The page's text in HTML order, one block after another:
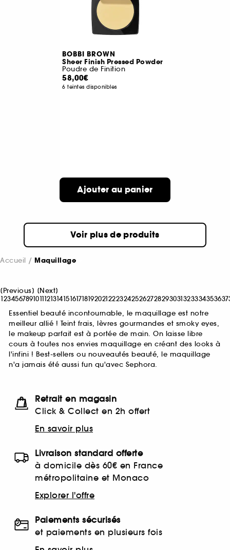
BOBBI BROWN
Sheer Finish Pressed Powder
Poudre de Finition
58,00€
6 teintes disponibles
Ajouter au panier
Voir plus de produits
Accueil Maquillage
[Previous] [Next]
12345678910111213141516171819202122232425262728293031323334353637
Essentiel beauté incontournable, le maquillage est notre
meilleur allié ! Teint frais, lèvres gourmandes et smoky eyes,
le makeup parfait est à portée de main. On laisse libre
cours à toutes nos envies maquillage en créant des looks à
l'infini ! Best-sellers ou nouveautés beauté, le maquillage
n'a jamais été aussi fun qu'avec Sephora.
Retrait en magasin
Click & Collect en 2h offert
En savoir plus
Livraison standard offerte
à domicile dès 60€ en France
métropolitaine et Monaco
Explorer l'offre
Paiements sécurisés
et paiements en plusieurs fois